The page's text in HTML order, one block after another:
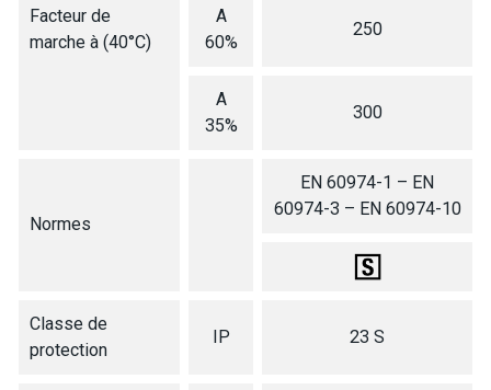
Facteur de
marche à (40°C)
A
60%
250
A
35%
300
Normes
EN 60974-1 – EN
60974-3 – EN 60974-10
Classe de
protection
IP 23 S